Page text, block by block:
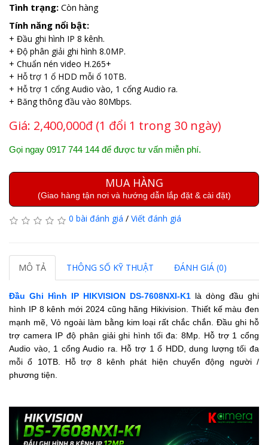
Tình trạng: Còn hàng
Tính năng nổi bật:
+ Đầu ghi hình IP 8 kênh.
+ Độ phân giải ghi hình 8.0MP.
+ Chuẩn nén video H.265+
+ Hỗ trợ 1 ổ HDD mỗi ổ 10TB.
+ Hỗ trợ 1 cổng Audio vào, 1 cổng Audio ra.
+ Băng thông đầu vào 80Mbps.
Giá: 2,400,000đ (1 đổi 1 trong 30 ngày)
Gọi ngay 0917 744 144 để được tư vấn miễn phí.
MUA HÀNG
(Giao hàng tận nơi và hướng dẫn lắp đặt & cài đặt)
0 bài đánh giá / Viết đánh giá
MÔ TẢ THÔNG SỐ KỸ THUẬT ĐÁNH GIÁ (0)
Đầu Ghi Hình IP HIKVISION DS-7608NXI-K1 là dòng đầu ghi
hình IP 8 kênh mới 2024 cũng hãng Hikivision. Thiết kế màu đen
mạnh mẽ, Vỏ ngoài làm bằng kim loại rất chắc chắn. Đầu ghi hỗ
trợ camera IP độ phân giải ghi hình tối đa: 8Mp. Hỗ trợ 1 cổng
Audio vào, 1 cổng Audio ra. Hỗ trợ 1 ổ HDD, dung lượng tối đa
mỗi ổ 10TB. Hỗ trợ 8 kênh phát hiện chuyển động người /
phương tiện.